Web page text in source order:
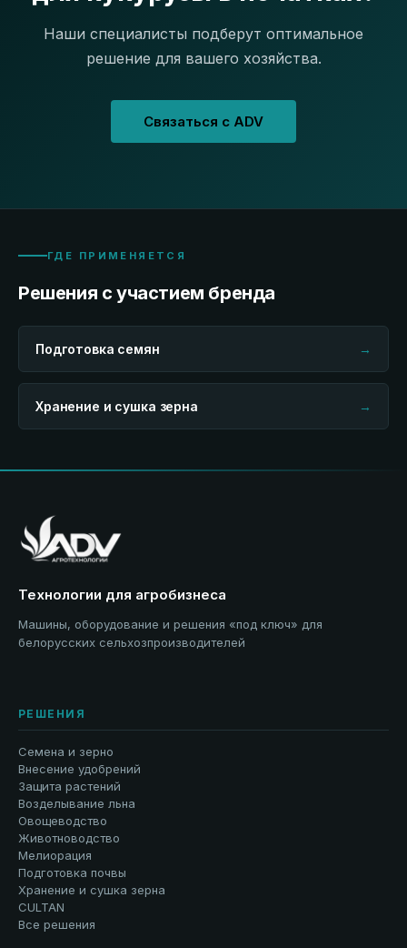
Наши специалисты подберут оптимальное
решение для вашего хозяйства.
Связаться с ADV
ГДЕ ПРИМЕНЯЕТСЯ
Решения с участием бренда
Подготовка семян →
Хранение и сушка зерна →
Технологии для агробизнеса
Машины, оборудование и решения «под ключ» для
белорусских сельхозпроизводителей
РЕШЕНИЯ
Семена и зерно
Внесение удобрений
Защита растений
Возделывание льна
Овощеводство
Животноводство
Мелиорация
Подготовка почвы
Хранение и сушка зерна
CULTAN
Все решения